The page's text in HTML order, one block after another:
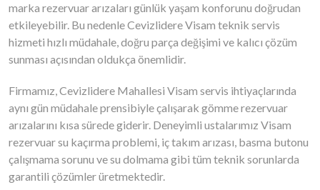
marka rezervuar arızaları günlük yaşam konforunu doğrudan
etkileyebilir. Bu nedenle Cevizlidere Visam teknik servis
hizmeti hızlı müdahale, doğru parça değişimi ve kalıcı çözüm
sunması açısından oldukça önemlidir.
Firmamız, Cevizlidere Mahallesi Visam servis ihtiyaçlarında
aynı gün müdahale prensibiyle çalışarak gömme rezervuar
arızalarını kısa sürede giderir. Deneyimli ustalarımız Visam
rezervuar su kaçırma problemi, iç takım arızası, basma butonu
çalışmama sorunu ve su dolmama gibi tüm teknik sorunlarda
garantili çözümler üretmektedir.